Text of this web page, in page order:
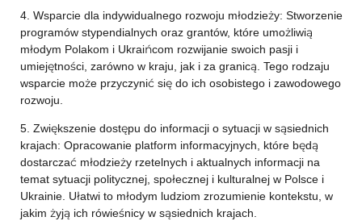
4. Wsparcie dla indywidualnego rozwoju młodzieży: Stworzenie
programów stypendialnych oraz grantów, które umożliwią
młodym Polakom i Ukraińcom rozwijanie swoich pasji i
umiejętności, zarówno w kraju, jak i za granicą. Tego rodzaju
wsparcie może przyczynić się do ich osobistego i zawodowego
rozwoju.
5. Zwiększenie dostępu do informacji o sytuacji w sąsiednich
krajach: Opracowanie platform informacyjnych, które będą
dostarczać młodzieży rzetelnych i aktualnych informacji na
temat sytuacji politycznej, społecznej i kulturalnej w Polsce i
Ukrainie. Ułatwi to młodym ludziom zrozumienie kontekstu, w
jakim żyją ich rówieśnicy w sąsiednich krajach.